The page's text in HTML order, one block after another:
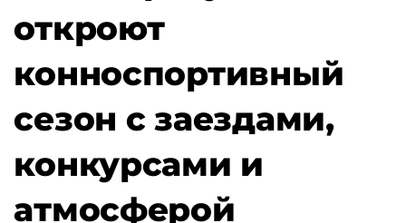
откроют
конноспортивный
сезон с заездами,
конкурсами и
атмосферой